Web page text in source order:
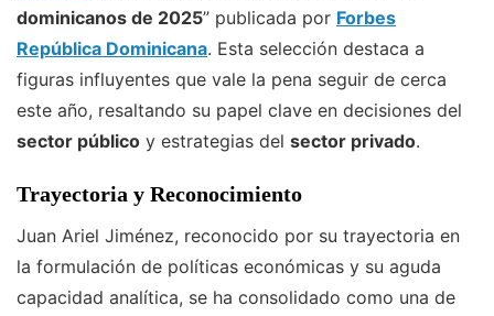
dominicanos de 2025” publicada por Forbes
República Dominicana. Esta selección destaca a
figuras influyentes que vale la pena seguir de cerca
este año, resaltando su papel clave en decisiones del
sector público y estrategias del sector privado.
Trayectoria y Reconocimiento
Juan Ariel Jiménez, reconocido por su trayectoria en
la formulación de políticas económicas y su aguda
capacidad analítica, se ha consolidado como una de